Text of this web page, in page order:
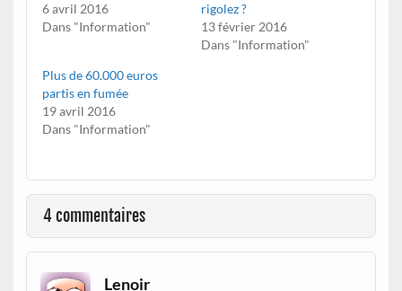
6 avril 2016
Dans "Information"
rigolez ?
13 février 2016
Dans "Information"
Plus de 60.000 euros
partis en fumée
19 avril 2016
Dans "Information"
4 commentaires
Lenoir